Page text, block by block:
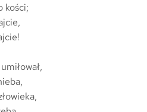
kości;